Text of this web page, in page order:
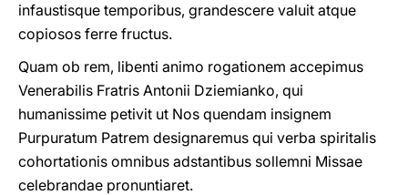
infaustisque temporibus, grandescere valuit atque
copiosos ferre fructus.
Quam ob rem, libenti animo rogationem accepimus
Venerabilis Fratris Antonii Dziemianko, qui
humanissime petivit ut Nos quendam insignem
Purpuratum Patrem designaremus qui verba spiritalis
cohortationis omnibus adstantibus sollemni Missae
celebrandae pronuntiaret.